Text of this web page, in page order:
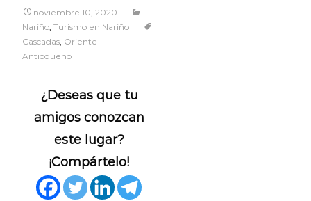
noviembre 10, 2020
Nariño Turismo en Nariño
Cascadas Oriente
Antioqueño
¿Deseas que tu
amigos conozcan
este lugar?
¡Compártelo!